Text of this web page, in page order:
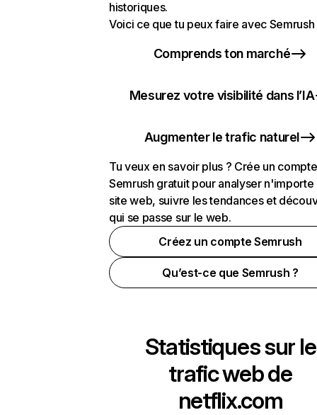
historiques.
Voici ce que tu peux faire avec Semrush
Comprends ton marché
Mesurez votre visibilité dans l’IA
Augmenter le trafic naturel
Tu veux en savoir plus ? Crée un compte
Semrush gratuit pour analyser n'importe
site web, suivre les tendances et
qui se passe sur le web.
Créez un compte Semrush
Qu’est-ce que Semrush ?
Statistiques sur le
trafic web de
netflix.com